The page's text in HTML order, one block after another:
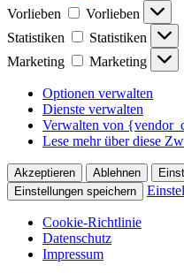
Vorlieben
Vorlieben
Statistiken
Statistiken
Marketing
Marketing
Optionen verwalten
Dienste verwalten
Verwalten von
Lese mehr über diese
Akzeptieren Ablehnen
Einstellungen speichern
Cookie-Richtlinie
Datenschutz
Impressum